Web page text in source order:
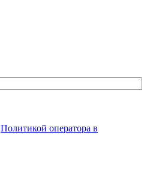
Политикой оператора в